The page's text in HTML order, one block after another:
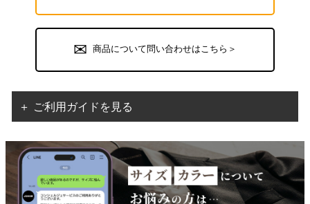
商品について問い合わせはこちら＞
＋ ご利用ガイドを見る